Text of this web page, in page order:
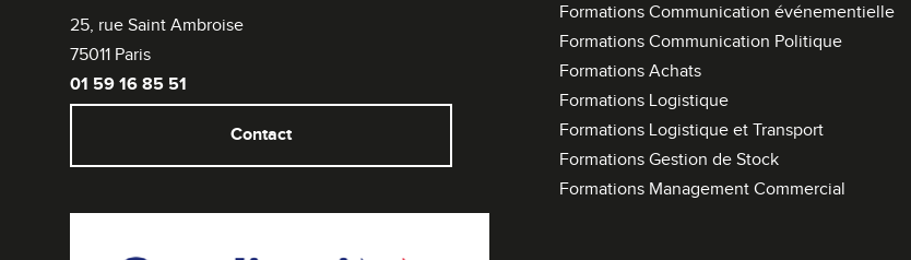
25, rue Saint Ambroise
75011 Paris
01 59 16 85 51
Contact
Formations Communication événementielle
Formations Communication Politique
Formations Achats
Formations Logistique
Formations Logistique et Transport
Formations Gestion de Stock
Formations Management Commercial